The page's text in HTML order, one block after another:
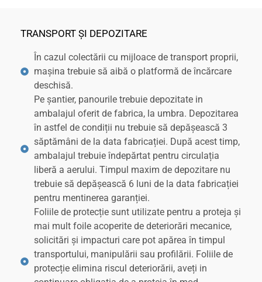
TRANSPORT ȘI DEPOZITARE
În cazul colectării cu mijloace de transport proprii,
mașina trebuie să aibă o platformă de încărcare
deschisă.
Pe șantier, panourile trebuie depozitate in
ambalajul oferit de fabrica, la umbra. Depozitarea
în astfel de condiții nu trebuie să depășească 3
săptămâni de la data fabricației. După acest timp,
ambalajul trebuie îndepărtat pentru circulația
liberă a aerului. Timpul maxim de depozitare nu
trebuie să depășească 6 luni de la data fabricației
pentru mentinerea garanției.
Foliile de protecție sunt utilizate pentru a proteja și
mai mult foile acoperite de deteriorări mecanice,
solicitări și impacturi care pot apărea în timpul
transportului, manipulării sau profilării. Foliile de
protecție elimina riscul deteriorării, aveți in